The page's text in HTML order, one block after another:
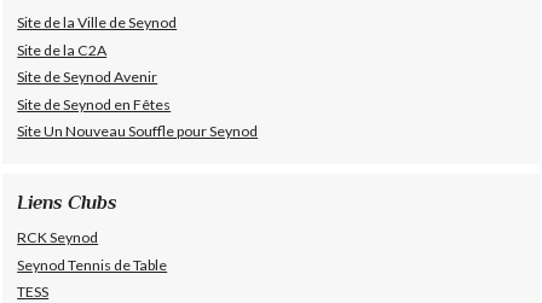
Site de la Ville de Seynod
Site de la C2A
Site de Seynod Avenir
Site de Seynod en Fêtes
Site Un Nouveau Souffle pour Seynod
Liens Clubs
RCK Seynod
Seynod Tennis de Table
TESS